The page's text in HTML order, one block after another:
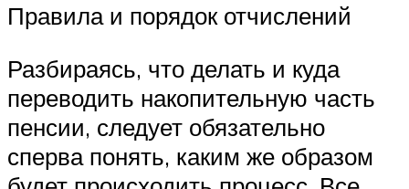
Правила и порядок отчислений
Разбираясь, что делать и куда
переводить накопительную часть
пенсии, следует обязательно
сперва понять, каким же образом